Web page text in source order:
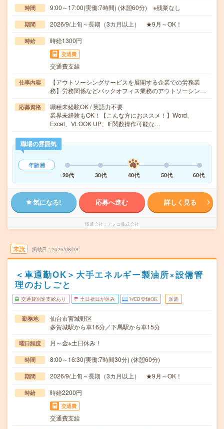
時間 9:00～17:00(実働:7時間) (休憩60分) ※残業なし
期間 2026/9/上旬～長期（3カ月以上） ★9月～OK！
時給 時給1300円
交通費
交通費支給
仕事内容
【アウトソーシングサービスを展開する企業での労務業
務】労務関係などバックオフィス業務のアウトソーシン…
応募資格
職種未経験OK / 英語力不要
業界未経験もOK！【こんな方におススメ！】Word、
Excel、VLOOK UP、IF関数操作可能な…
職場の雰囲気
年齢層
20代
30代 40代 50代 60代
気になる! 応募へ進む 詳しく見る
派遣会社 アデコ株式会社
未読 掲載日 2026/08/08
＜車通勤OK＞大手エネルギー製油所×設備管
理のおしごと
交通費別途支給あり 土日祝日が休み WEB登録OK 派遣
勤務地
仙台市宮城野区
多賀城駅から車16分／下馬駅から車15分
曜日頻度 月～金※土日休み！
時間 8:00～16:30(実働:7時間30分) (休憩60分)
期間 2026/9/上旬～長期（3カ月以上） ★9月～OK！
時給 時給2200円
交通費
交通費支給